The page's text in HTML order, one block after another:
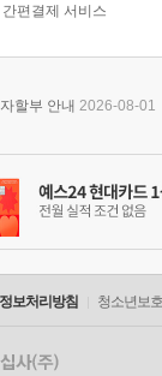
간편결제 서비스
할부 안내 2026-08-01
보처리방침 청소년보